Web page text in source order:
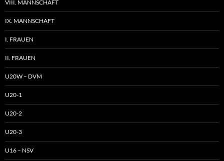
VIII. MANNSCHAFT
IX. MANNSCHAFT
I. FRAUEN
II. FRAUEN
U20W – DVM
U20-1
U20-2
U20-3
U16 – NSV